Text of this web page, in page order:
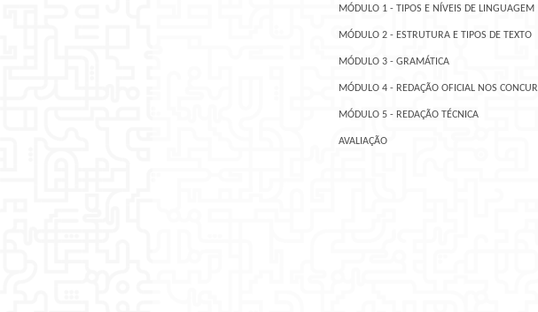
MÓDULO 1 - TIPOS E NÍVEIS DE LINGUAGEM
MÓDULO 2 - ESTRUTURA E TIPOS DE TEXTO
MÓDULO 3 - GRAMÁTICA
MÓDULO 4 - REDAÇÃO OFICIAL NOS
MÓDULO 5 - REDAÇÃO TÉCNICA
AVALIAÇÃO